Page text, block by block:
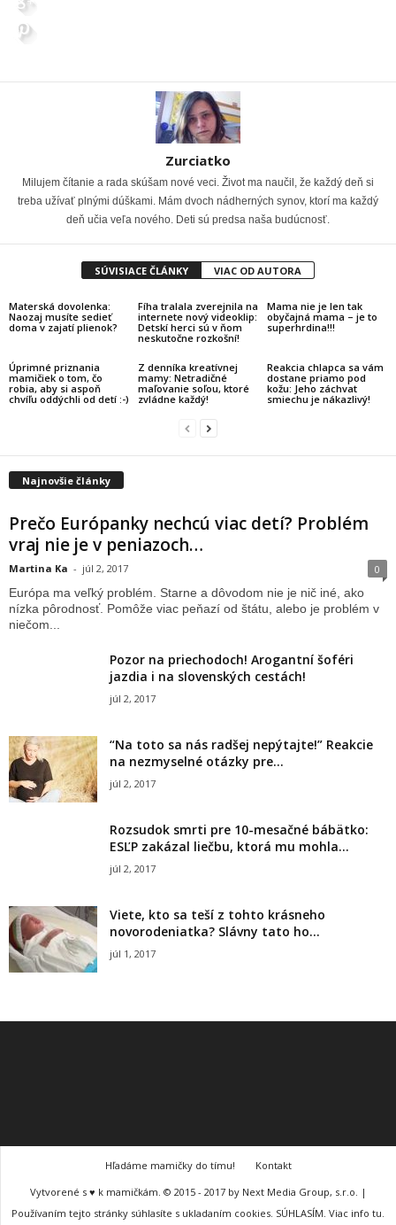
Zurciatko
Milujem čítanie a rada skúšam nové veci. Život ma naučil, že každý deň si
treba užívať plnými dúškami. Mám dvoch nádherných synov, ktorí ma každý
deň učia veľa nového. Deti sú predsa naša budúcnosť.
SÚVISIACE ČLÁNKY VIAC OD AUTORA
Materská dovolenka:
Naozaj musíte sedieť
doma v zajatí plienok?
Fíha tralala zverejnila na
internete nový videoklip:
Detskí herci sú v ňom
neskutočne rozkošní!
Mama nie je len tak
obyčajná mama – je to
superhrdina!!!
Úprimné priznania
mamičiek o tom, čo
robia, aby si aspoň
chvíľu oddýchli od detí :-)
Z denníka kreatívnej
mamy: Netradičné
maľovanie soľou, ktoré
zvládne každý!
Reakcia chlapca sa vám
dostane priamo pod
kožu: Jeho záchvat
smiechu je nákazlivý!
Najnovšie články
Prečo Európanky nechcú viac detí? Problém
vraj nie je v peniazoch…
Martina Ka - júl 2, 2017 0
Európa ma veľký problém. Starne a dôvodom nie je nič iné, ako
nízka pôrodnosť. Pomôže viac peňazí od štátu, alebo je problém v
niečom...
Pozor na priechodoch! Arogantní šoféri
jazdia i na slovenských cestách!
júl 2, 2017
“Na toto sa nás radšej nepýtajte!” Reakcie
na nezmyselné otázky pre...
júl 2, 2017
Rozsudok smrti pre 10-mesačné bábätko:
ESĽP zakázal liečbu, ktorá mu mohla...
júl 2, 2017
Viete, kto sa teší z tohto krásneho
novorodeniatka? Slávny tato ho...
júl 1, 2017
Hľadáme mamičky do tímu!
Kontakt
Vytvorené s ♥ k mamičkám. © 2015 - 2017 by Next Media Group, s.r.o. |
Používaním tejto stránky súhlasíte s ukladaním cookies. SÚHLASÍM. Viac info tu.